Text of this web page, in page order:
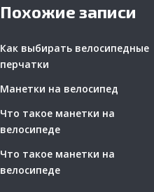
Похожие записи
Как выбирать велосипедные
перчатки
Манетки на велосипед
Что такое манетки на
велосипеде
Что такое манетки на
велосипеде